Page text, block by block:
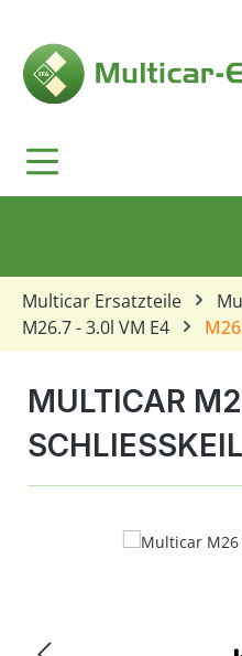
Multicar Ersatzteile
M26.7 - 3.0l VM E4
MULTICAR
Bildergalerie überspringen